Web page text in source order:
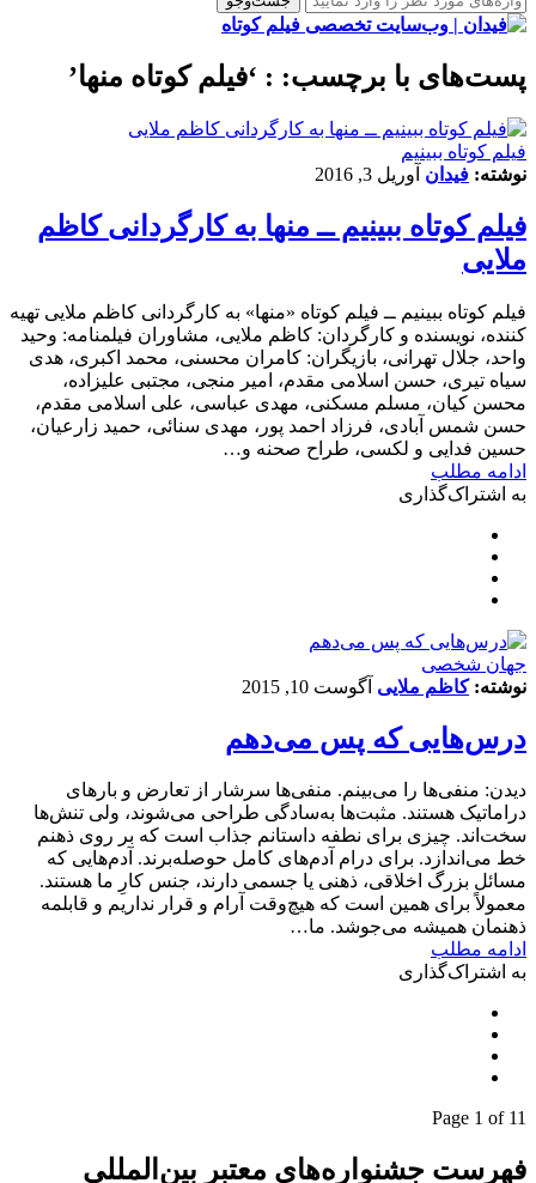
پست‌های با برچسب: : ‘فیلم کوتاه منها’
فیلم کوتاه ببینیم
نوشته: فیدان آوریل 3, 2016
فیلم کوتاه ببینیم ــ منها به کارگردانی کاظم
ملایی
فیلم کوتاه ببینیم ــ فیلم کوتاه «منها» به کارگردانی کاظم ملایی تهیه
کننده، نویسنده و کارگردان: کاظم ملایی، مشاوران فیلمنامه: وحید
واحد، جلال تهرانی، بازیگران: کامران محسنی، محمد اکبری، هدی
سیاه تیری، حسن اسلامی مقدم، امیر منجی، مجتبی علیزاده،
محسن کیان، مسلم مسکنی، مهدی عباسی، علی اسلامی مقدم،
حسن شمس آبادی، فرزاد احمد پور، مهدی سنائی، حمید زارعیان،
حسین فدایی و لکسی، طراح صحنه و…
ادامه مطلب
به اشتراک‌گذاری
جهان شخصی
نوشته:کاظم ملایی آگوست 10, 2015
درس‌هایی که پس می‌دهم
دیدن: منفی‌ها را می‌بینم. منفی‌ها سرشار از تعارض و بارهای
دراماتیک هستند. مثبت‌ها به‌سادگی طراحی می‌شوند، ولی تنش‌ها
سخت‌اند. چیزی برای نطفه داستانم جذاب است که بر روی ذهنم
خط می‌اندازد. برای درام آدم‌های کامل حوصله‌برند. آدم‌هایی که
مسائل بزرگ اخلاقی، ذهنی یا جسمی دارند، جنس کارِ ما هستند.
معمولاً برای همین است که هیچ‌وقت آرام و قرار نداریم و قابلمه
ذهنمان همیشه می‌جوشد. ما…
ادامه مطلب
به اشتراک‌گذاری
Page 1 of 11
فهرست جشنواره‌های معتبر بین‌المللی